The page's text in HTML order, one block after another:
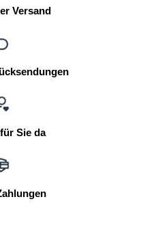
Versand
Sie da